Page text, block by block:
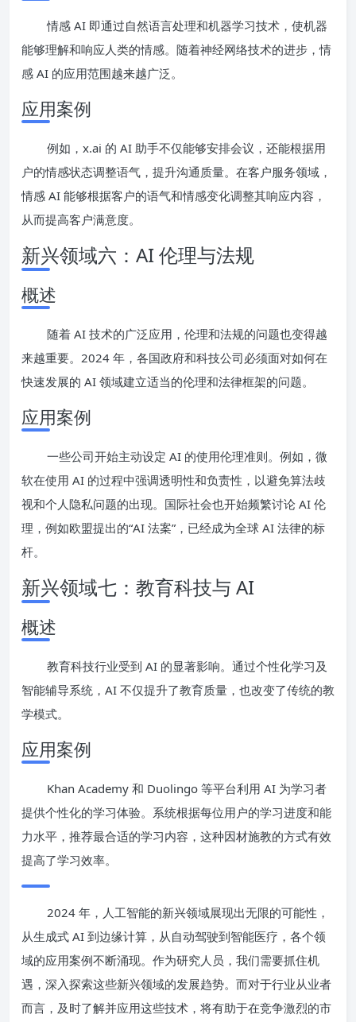
情感 AI 即通过自然语言处理和机器学习技术，使机器
能够理解和响应人类的情感。随着神经网络技术的进步，情
感 AI 的应用范围越来越广泛。
应用案例
例如，x.ai 的 AI 助手不仅能够安排会议，还能根据用
户的情感状态调整语气，提升沟通质量。在客户服务领域，
情感 AI 能够根据客户的语气和情感变化调整其响应内容，
从而提高客户满意度。
新兴领域六：AI 伦理与法规
概述
随着 AI 技术的广泛应用，伦理和法规的问题也变得越
来越重要。2024 年，各国政府和科技公司必须面对如何在
快速发展的 AI 领域建立适当的伦理和法律框架的问题。
应用案例
一些公司开始主动设定 AI 的使用伦理准则。例如，微
软在使用 AI 的过程中强调透明性和负责性，以避免算法歧
视和个人隐私问题的出现。国际社会也开始频繁讨论 AI 伦
理，例如欧盟提出的“AI 法案”，已经成为全球 AI 法律的标
杆。
新兴领域七：教育科技与 AI
概述
教育科技行业受到 AI 的显著影响。通过个性化学习及
智能辅导系统，AI 不仅提升了教育质量，也改变了传统的教
学模式。
应用案例
Khan Academy 和 Duolingo 等平台利用 AI 为学习者
提供个性化的学习体验。系统根据每位用户的学习进度和能
力水平，推荐最合适的学习内容，这种因材施教的方式有效
提高了学习效率。
2024 年，人工智能的新兴领域展现出无限的可能性，
从生成式 AI 到边缘计算，从自动驾驶到智能医疗，各个领
域的应用案例不断涌现。作为研究人员，我们需要抓住机
遇，深入探索这些新兴领域的发展趋势。而对于行业从业者
而言，及时了解并应用这些技术，将有助于在竞争激烈的市